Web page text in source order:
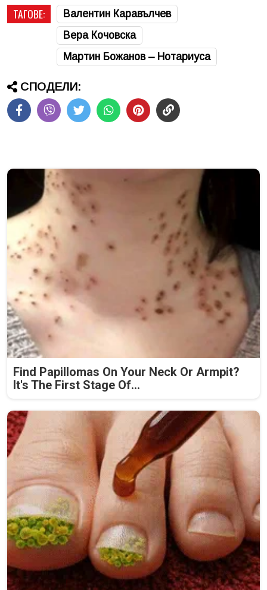
ТАГОВЕ:
Валентин Каравълчев
Вера Кочовска
Мартин Божанов – Нотариуса
СПОДЕЛИ:
Find Papillomas On Your Neck Or Armpit?
It's The First Stage Of...